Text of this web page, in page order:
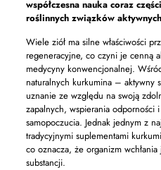
współczesna nauka coraz
roślinnych związków
Wiele ziół ma silne właściwości
regeneracyjne, co czyni je cenną
medycyny konwencjonalnej.
naturalnych kurkumina – aktywny
uznanie ze względu na swoją
zapalnych, wspierania odporności
samopoczucia. Jednak jednym z
tradycyjnymi suplementami
co oznacza, że ​​organizm
substancji.